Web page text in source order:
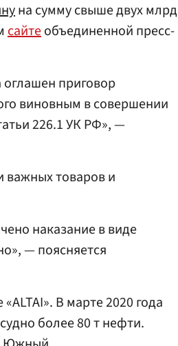
на сумму свыше двух млрд
сайтеобъединенной пресс-
приговор
виновным в совершении
226.1 УК РФ», —
важных товаров и
наказание в виде
— поясняется
В марте 2020 года
более 80 т нефти.